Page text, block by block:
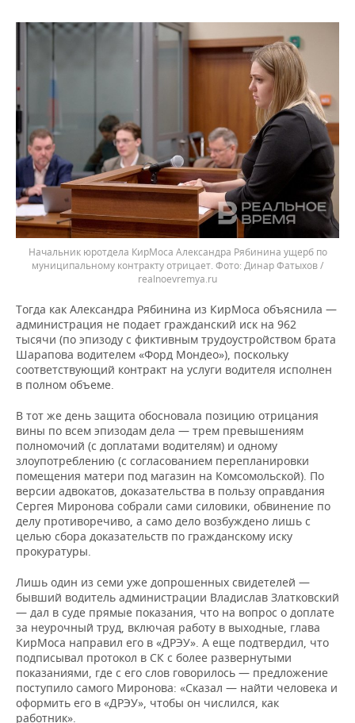
Начальник юротдела КирМоса Александра Рябинина ущерб по
муниципальному контракту отрицает.
Динар Фатыхов /
realnoevremya.ru
Тогда как Александра Рябинина из КирМоса объяснила —
администрация не подает гражданский иск на 962
тысячи (по эпизоду с фиктивным трудоустройством брата
Шарапова водителем «Форд Мондео»), поскольку
соответствующий контракт на услуги водителя исполнен
в полном объеме.
В тот же день защита обосновала позицию отрицания
вины по всем эпизодам дела — трем превышениям
полномочий (с доплатами водителям) и одному
злоупотреблению (с согласованием перепланировки
помещения матери под магазин на Комсомольской). По
версии адвокатов, доказательства в пользу оправдания
Сергея Миронова собрали сами силовики, обвинение по
делу противоречиво, а само дело возбуждено лишь с
целью сбора доказательств по гражданскому иску
прокуратуры.
Лишь один из семи уже допрошенных свидетелей —
бывший водитель администрации Владислав Златковский
— дал в суде прямые показания, что на вопрос о доплате
за неурочный труд, включая работу в выходные, глава
КирМоса направил его в «ДРЭУ». А еще подтвердил, что
подписывал протокол в СК с более развернутыми
показаниями, где с его слов говорилось — предложение
поступило самого Миронова: «Сказал — найти человека и
оформить его в «ДРЭУ», чтобы он числился, как
работник».